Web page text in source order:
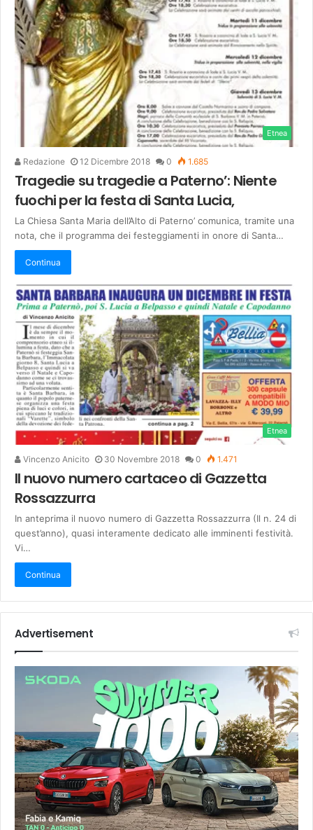
Etnea
Redazione 12 Dicembre 2018 0 1.685
Tragedie su tragedie a Paterno’: Niente
fuochi per la festa di Santa Lucia,
La Chiesa Santa Maria dell’Alto di Paterno’ comunica, tramite una
nota, che il programma dei festeggiamenti in onore di Santa…
Continua
Etnea
Vincenzo Anicito 30 Novembre 2018 0 1.471
Il nuovo numero cartaceo di Gazzetta
Rossazzurra
In anteprima il nuovo numero di Gazzetta Rossazzurra​ (Il n. 24 di
quest’anno), quasi interamente dedicato alle imminenti festività.
Vi…
Continua
Advertisement